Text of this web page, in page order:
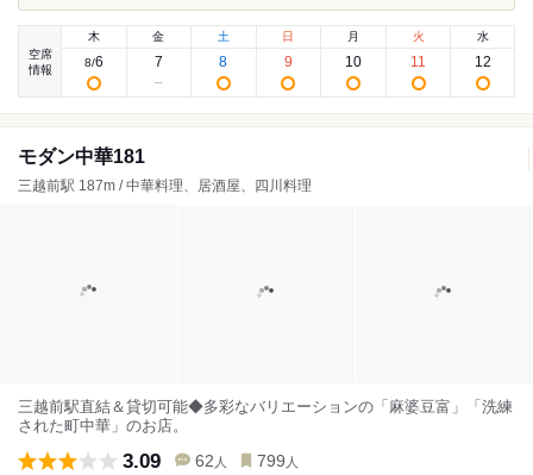
空席
情報
木
8/6
金
7
土
8
日
9
月
10
火
11
水
12
モダン中華181
三越前駅 187m / 中華料理、居酒屋、四川料理
三越前駅直結＆貸切可能◆多彩なバリエーションの「麻婆豆富」「洗練
された町中華」のお店。
3.09 62 人 799 人